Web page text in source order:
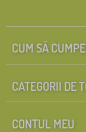
CUM SĂ
CATEGORII DE
CONTUL MEU